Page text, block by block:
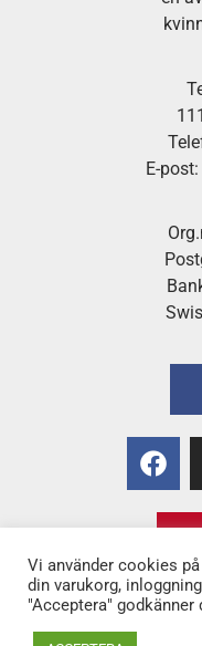
E-post:
Copyright © 2025
Vi använder cookies
din varukorg,
"Acceptera" godkänner